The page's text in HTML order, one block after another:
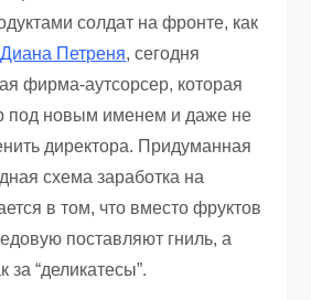
солдат на фронте, как
Петреня, сегодня
фирма-аутсорсер, которая
под новым именем и даже не
директора. Придуманная
схема заработка на
в том, что вместо фруктов
поставляют гниль, а
за “деликатесы”.